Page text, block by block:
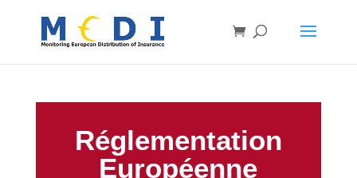
Réglementation
Européenne